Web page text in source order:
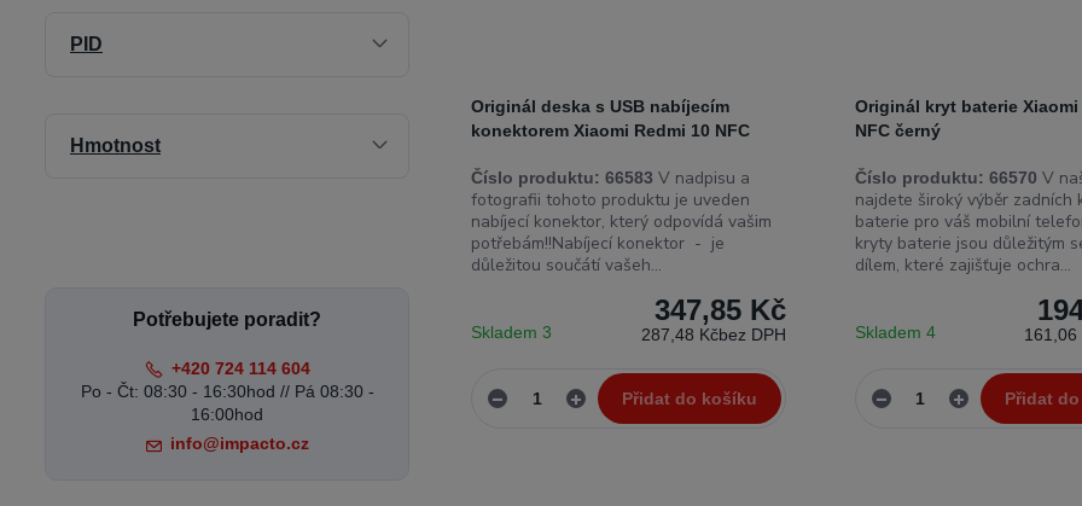
Originál deska s USB nabíjecím
konektorem Xiaomi Redmi 10 NFC
Číslo produktu: 66583 V nadpisu a
fotografii tohoto produktu je uveden
nabíjecí konektor, který odpovídá vašim
potřebám!!Nabíjecí konektor - je
důležitou součátí vašeh...
347,85 Kč
287,48 Kčbez DPH
Skladem 3
Přidat do košíku
Originál kryt baterie Xiaomi
NFC černý
Číslo produktu: 66570 V
najdete široký výběr zadních
baterie pro váš mobilní
kryty baterie jsou důležitým
dílem, které zajišťuje ochra...
161,06
Skladem 4
Přidat
PID
Hmotnost
Potřebujete poradit?
+420 724 114 604
Po - Čt: 08:30 - 16:30hod // Pá 08:30 -
16:00hod
info@impacto.cz